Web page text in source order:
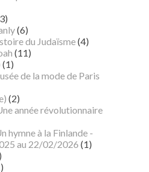
(6)
du Judaïsme(4)
(11)
(1)
de la mode de Paris
(2)
année révolutionnaire
hymne à la Finlande -
au 22/02/2026 (1)